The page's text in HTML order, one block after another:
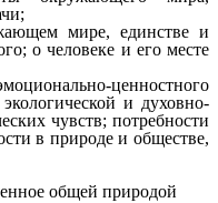
мире, единстве и
о человеке и его месте
ценностного
и духовно-
чувств; потребности
в природе и обществе,
общей природой